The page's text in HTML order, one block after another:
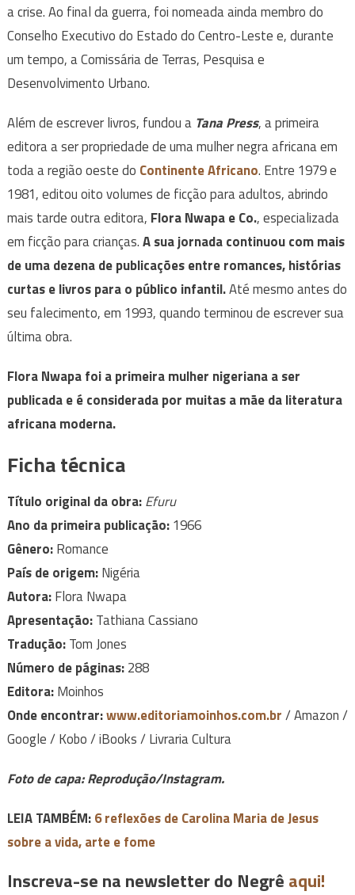
a crise. Ao final da guerra, foi nomeada ainda membro do
Conselho Executivo do Estado do Centro-Leste e, durante
um tempo, a Comissária de Terras, Pesquisa e
Desenvolvimento Urbano.
Além de escrever livros, fundou a Tana Press, a primeira
editora a ser propriedade de uma mulher negra africana em
toda a região oeste do Continente Africano. Entre 1979 e
1981, editou oito volumes de ficção para adultos, abrindo
mais tarde outra editora, Flora Nwapa e Co., especializada
em ficção para crianças.A sua jornada continuou com mais
de uma dezena de publicações entre romances, histórias
curtas e livros para o público infantil.Até mesmo antes do
seu falecimento, em 1993, quando terminou de escrever sua
última obra.
Flora Nwapa foi a primeira mulher nigeriana a ser
publicada e é considerada por muitas a mãe da literatura
africana moderna.
Ficha técnica
Título original da obra:Efuru
Ano da primeira publicação:1966
Gênero:Romance
País de origem:Nigéria
Autora:Flora Nwapa
Apresentação:Tathiana Cassiano
Tradução:Tom Jones
Número de páginas:288
Editora:Moinhos
Onde encontrar:www.editoriamoinhos.com.br/ Amazon /
Google / Kobo / iBooks / Livraria Cultura
Foto de capa: Reprodução/Instagram.
LEIA TAMBÉM:6 reflexões de Carolina Maria de Jesus
sobre a vida, arte e fome
Inscreva-se na newsletter do Negrê aqui!